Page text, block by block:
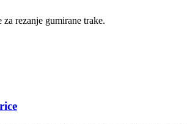
rezanje gumirane trake.